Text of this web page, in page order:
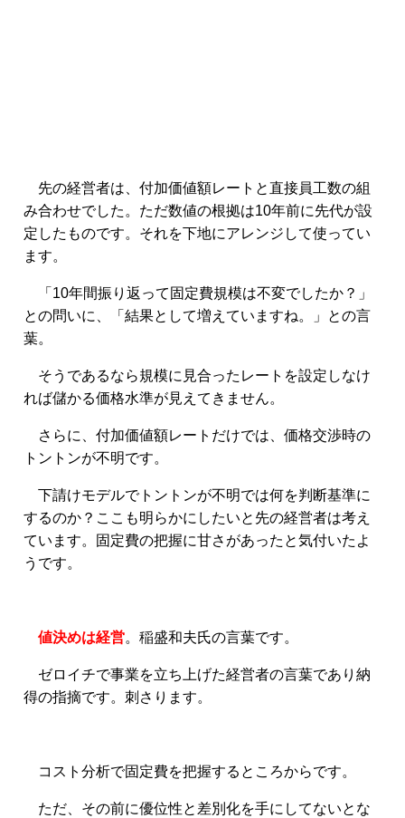
先の経営者は、付加価値額レートと直接員工数の組
み合わせでした。ただ数値の根拠は10年前に先代が設
定したものです。それを下地にアレンジして使ってい
ます。
「10年間振り返って固定費規模は不変でしたか？」
との問いに、「結果として増えていますね。」との言
葉。
そうであるなら規模に見合ったレートを設定しなけ
れば儲かる価格水準が見えてきません。
さらに、付加価値額レートだけでは、価格交渉時の
トントンが不明です。
下請けモデルでトントンが不明では何を判断基準に
するのか？ここも明らかにしたいと先の経営者は考え
ています。固定費の把握に甘さがあったと気付いたよ
うです。
値決めは経営。稲盛和夫氏の言葉です。
ゼロイチで事業を立ち上げた経営者の言葉であり納
得の指摘です。刺さります。
コスト分析で固定費を把握するところからです。
ただ、その前に優位性と差別化を手にしてないとな